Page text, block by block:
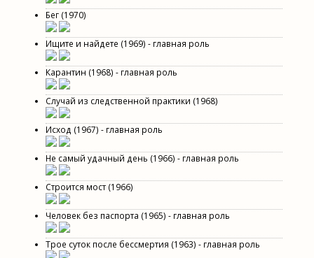
Бег (1970)
Ищите и найдете (1969) - главная роль
Карантин (1968) - главная роль
Случай из следственной практики (1968)
Исход (1967) - главная роль
Не самый удачный день (1966) - главная роль
Строится мост (1966)
Человек без паспорта (1965) - главная роль
Трое суток после бессмертия (1963) - главная роль